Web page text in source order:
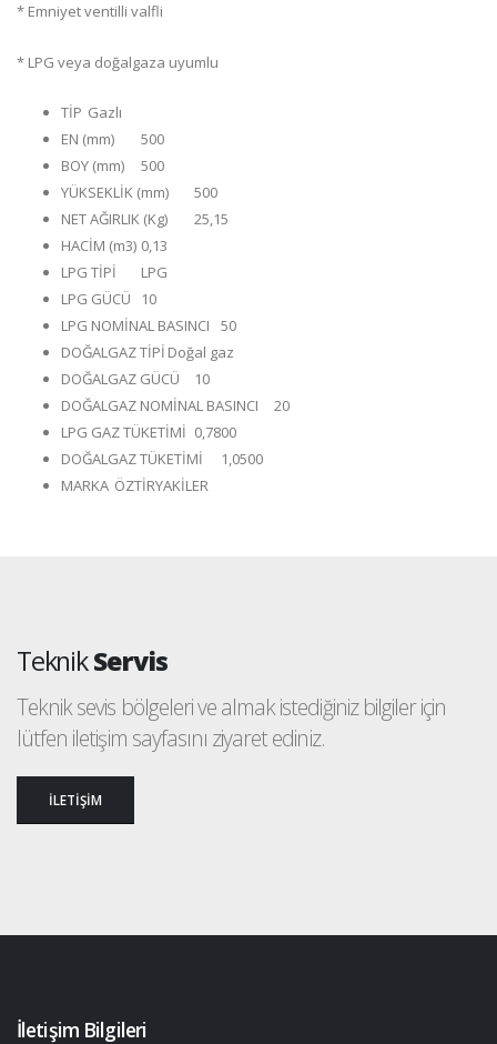
* Emniyet ventilli valfli
* LPG veya doğalgaza uyumlu
TİP Gazlı
EN (mm)
500
BOY (mm)
500
YÜKSEKLİK (mm)
500
NET AĞIRLIK (Kg)
25,15
HACİM (m3) 0,13
LPG TİPİ
LPG
LPG GÜCÜ
10
LPG NOMİNAL BASINCI
50
DOĞALGAZ TİPİ Doğal gaz
DOĞALGAZ GÜCÜ
10
DOĞALGAZ NOMİNAL BASINCI
20
LPG GAZ TÜKETİMİ 0,7800
DOĞALGAZ TÜKETİMİ
1,0500
MARKA ÖZTİRYAKİLER
TeknikServis
Teknik sevis bölgeleri ve almak istediğiniz bilgiler için
lütfen iletişim sayfasını ziyaret ediniz.
İLETİŞİM
İletişim Bilgileri